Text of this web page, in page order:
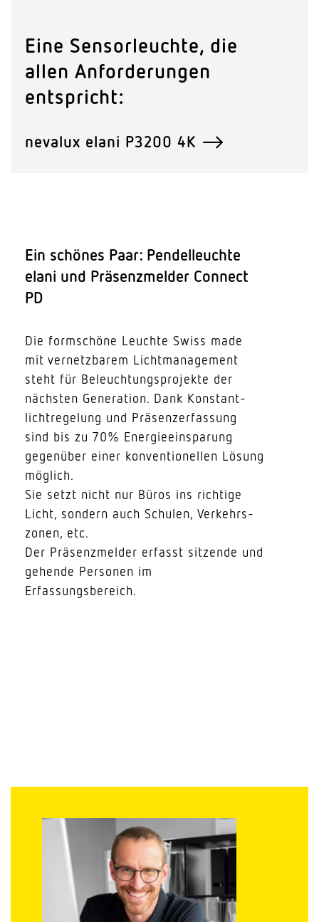
Eine Sensor­leuchte, die
allen Anfor­de­rungen
entspricht:
nevalux elani P3200 4K
Ein schönes Paar: Pendel­leuchte
elani und Präsenz­melder Connect
PD
Die form­schöne Leuchte Swiss made
mit vernetz­barem Licht­management
steht für Beleuch­tungs­pro­jekte der
nächsten Gene­ration. Dank Konstant­
licht­re­gelung und Präsen­zer­fassung
sind bis zu 70% Ener­gie­ein­sparung
gegenüber einer konven­tio­nellen Lösung
möglich.
Sie setzt nicht nur Büros ins richtige
Licht, sondern auch Schulen, Verkehrs­
zonen, etc.
Der Präsenz­melder erfasst sitzende und
gehende Personen im
Erfassungsbereich.